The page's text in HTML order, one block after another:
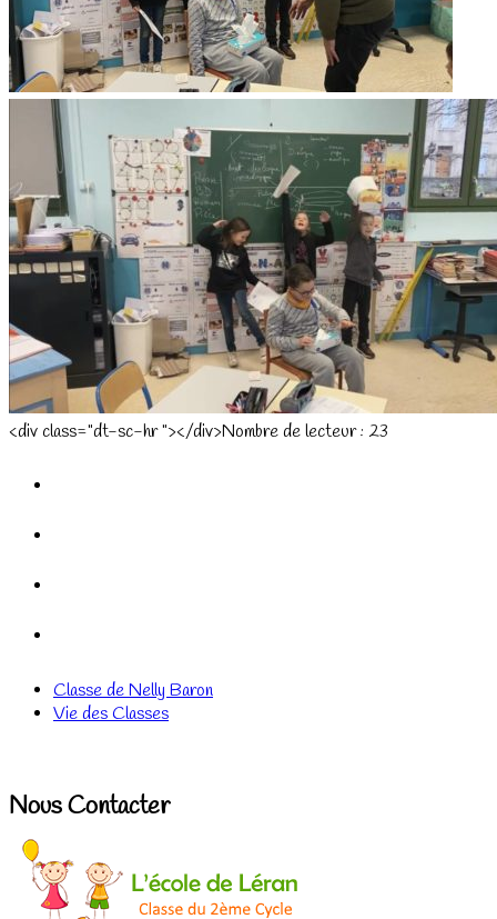
<div class="dt-sc-hr "></div>Nombre de lecteur : 23
Classe de Nelly Baron
Vie des Classes
Nous Contacter